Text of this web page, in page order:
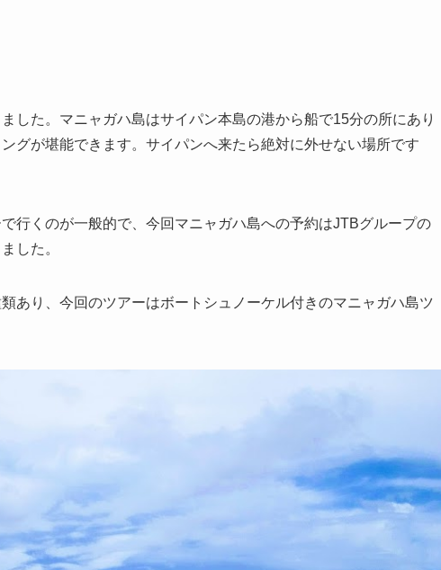
した。マニャガハ島はサイパン本島の港から船で15分の所にあり
グが堪能できます。サイパンへ来たら絶対に外せない場所です
行くのが一般的で、今回マニャガハ島への予約はJTBグループの
した。
あり、今回のツアーはボートシュノーケル付きのマニャガハ島ツ